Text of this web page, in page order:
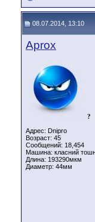
08.07.2014, 13:10
Aprox
?
Адрес: Dnipro
Возраст: 45
Сообщений: 18,454
Машина: класний
Длина: 193290мкм
Диаметр: 44мм